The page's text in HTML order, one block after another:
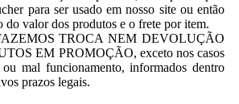
para ser usado em nosso site ou então
do valor dos produtos e o frete por item.
TROCA NEM DEVOLUÇÃO
EM PROMOÇÃO, exceto nos casos
mal funcionamento, informados dentro
prazos legais.